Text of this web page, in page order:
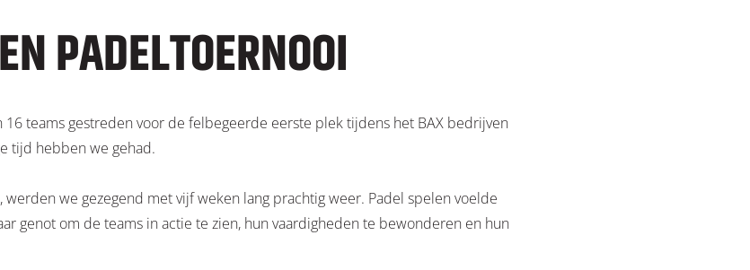
PADELTOERNOOI
teams gestreden voor de felbegeerde eerste plek tijdens het BAX bedrijven
tijd hebben we gehad.
werden we gezegend met vijf weken lang prachtig weer. Padel spelen voelde
genot om de teams in actie te zien, hun vaardigheden te bewonderen en hun